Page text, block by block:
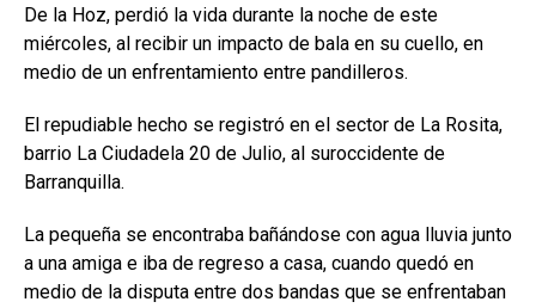
De la Hoz, perdió la vida durante la noche de este
miércoles, al recibir un impacto de bala en su cuello, en
medio de un enfrentamiento entre pandilleros.
El repudiable hecho se registró en el sector de La Rosita,
barrio La Ciudadela 20 de Julio, al suroccidente de
Barranquilla.
La pequeña se encontraba bañándose con agua lluvia junto
a una amiga e iba de regreso a casa, cuando quedó en
medio de la disputa entre dos bandas que se enfrentaban